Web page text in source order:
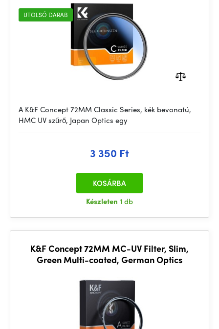
UTOLSÓ DARAB
A K&F Concept 72MM Classic Series, kék bevonatú,
HMC UV szűrő, Japan Optics egy
3 350 Ft
Készleten 1 db
KOSÁRBA
K&F Concept 72MM MC-UV Filter, Slim,
Green Multi-coated, German Optics